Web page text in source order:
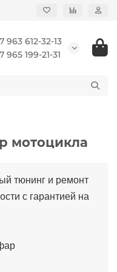
963 612-32-13
965 199-21-31
мотоцикла
тюнинг и ремонт
с гарантией на